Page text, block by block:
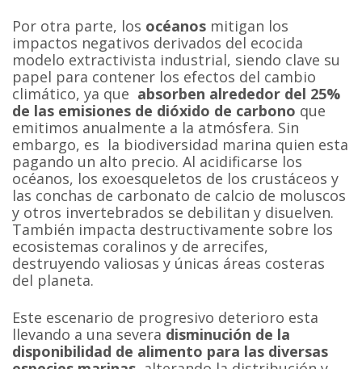
Por otra parte, los océanos mitigan los
impactos negativos derivados del ecocida
modelo extractivista industrial, siendo clave su
papel para contener los efectos del cambio
climático, ya que absorben alrededor del 25%
de las emisiones de dióxido de carbono que
emitimos anualmente a la atmósfera. Sin
embargo, es la biodiversidad marina quien esta
pagando un alto precio. Al acidificarse los
océanos, los exoesqueletos de los crustáceos y
las conchas de carbonato de calcio de moluscos
y otros invertebrados se debilitan y disuelven.
También impacta destructivamente sobre los
ecosistemas coralinos y de arrecifes,
destruyendo valiosas y únicas áreas costeras
del planeta.
Este escenario de progresivo deterioro esta
llevando a una severa disminución de la
disponibilidad de alimento para las diversas